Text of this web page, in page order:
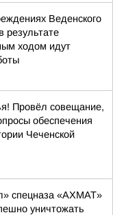
Веденского
результате
ходом идут
Провёл совещание,
обеспечения
Чеченской
спецназа «АХМАТ»
уничтожать